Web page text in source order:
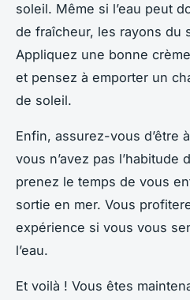
soleil. Même si l’eau peut
de fraîcheur, les rayons du
Appliquez une bonne
et pensez à emporter un
de soleil.
Enfin, assurez-vous d’être à
vous n’avez pas
prenez le temps de vous
sortie en mer. Vous
expérience si vous vous
l’eau.
Et voilà ! Vous êtes